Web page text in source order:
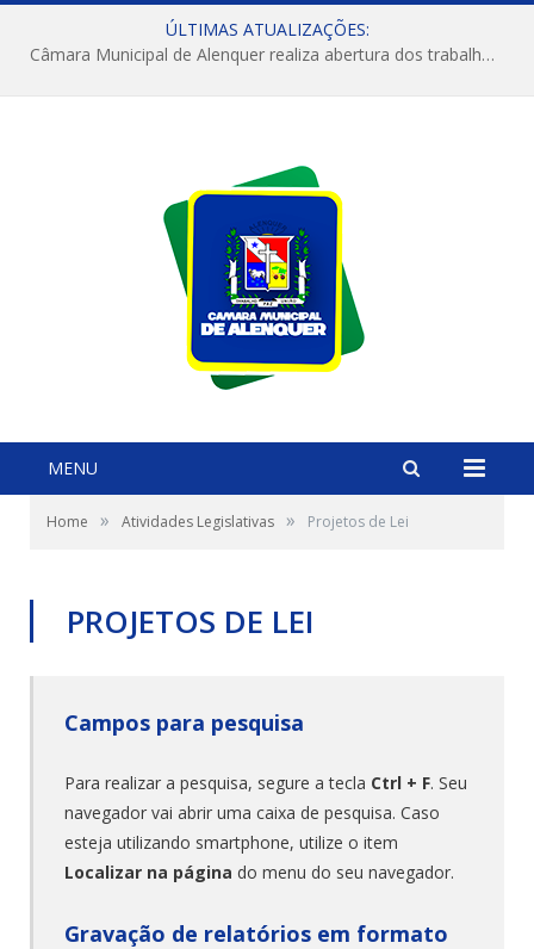
ÚLTIMAS ATUALIZAÇÕES:
Câmara Municipal de Alenquer realiza abertura dos trabalhos do 4º Período Legislativo
MENU
Home » Atividades Legislativas » Projetos de Lei
PROJETOS DE LEI
Campos para pesquisa
Para realizar a pesquisa, segure a tecla Ctrl + F. Seu
navegador vai abrir uma caixa de pesquisa. Caso
esteja utilizando smartphone, utilize o item
Localizar na página do menu do seu navegador.
Gravação de relatórios em formato